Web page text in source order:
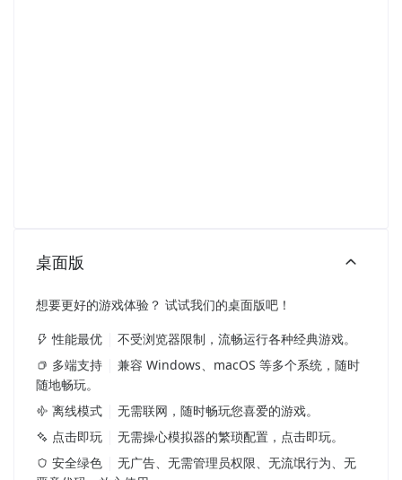
桌面版
想要更好的游戏体验？ 试试我们的桌面版吧！
性能最优
不受浏览器限制，流畅运行各种经典游戏。
多端支持
兼容 Windows、macOS 等多个系统，随时
随地畅玩。
离线模式
无需联网，随时畅玩您喜爱的游戏。
点击即玩
无需操心模拟器的繁琐配置，点击即玩。
安全绿色
无广告、无需管理员权限、无流氓行为、无